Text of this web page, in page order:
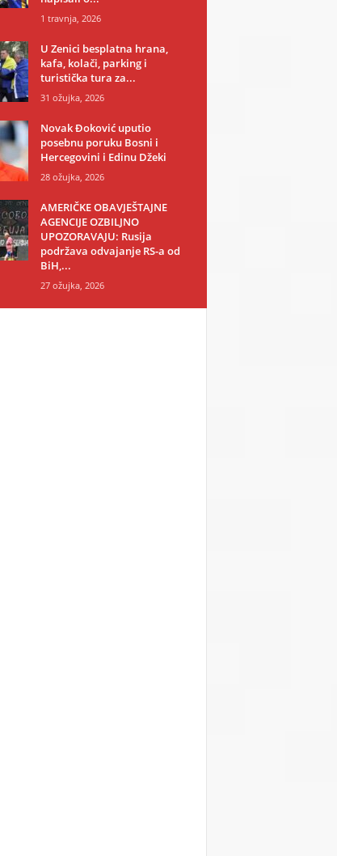
1 travnja, 2026
U Zenici besplatna hrana,
kafa, kolači, parking i
turistička tura za...
31 ožujka, 2026
Novak Đoković uputio
posebnu poruku Bosni i
Hercegovini i Edinu Džeki
28 ožujka, 2026
AMERIČKE OBAVJEŠTAJNE
AGENCIJE OZBILJNO
UPOZORAVAJU: Rusija
podržava odvajanje RS-a od
BiH,...
27 ožujka, 2026